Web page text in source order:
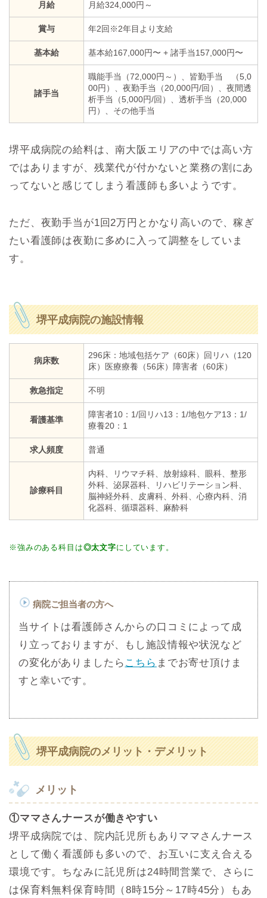
月給 月給324,000円～
賞与 年2回※2年目より支給
基本給 基本給167,000円〜 + 諸手当157,000円〜
諸手当
職能手当（72,000円～）、 皆勤手当 （5,0
00円）、 夜勤手当（20,000円/回）、 夜間透
析手当（5,000円/回）、透析手当（20,000
円）、その他手当
堺平成病院の給料は、南大阪エリアの中では高い方
ではありますが、残業代が付かないと業務の割にあ
ってないと感じてしまう看護師も多いようです。
ただ、夜勤手当が1回2万円とかなり高いので、稼ぎ
たい看護師は夜勤に多めに入って調整をしていま
す。
堺平成病院の施設情報
病床数
296床：地域包括ケア（60床）回リハ（120
床）医療療養（56床）障害者（60床）
救急指定 不明
看護基準
障害者10：1/回リハ13：1/地包ケア13：1/
療養20：1
求人頻度 普通
診療科目
内科、リウマチ科、放射線科、眼科、整形
外科、泌尿器科、リハビリテーション科、
脳神経外科、皮膚科、外科、心療内科、消
化器科、循環器科、麻酔科
※強みのある科目は◎太文字にしています。
病院ご担当者の方へ
当サイトは看護師さんからの口コミによって成
り立っておりますが、もし施設情報や状況など
の変化がありましたら こちら までお寄せ頂けま
すと幸いです。
堺平成病院のメリット・デメリット
メリット
①ママさんナースが働きやすい
堺平成病院では、院内託児所もありママさんナース
として働く看護師も多いので、お互いに支え合える
環境です。ちなみに託児所は24時間営業で、さらに
は保育料無料保育時間（8時15分～17時45分）もあ